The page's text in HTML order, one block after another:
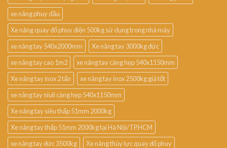
xe nâng phuy dầu
Xe nâng quay đổ phuy điện 500kg sử dụng trong nhà máy
xe nâng tay 540x2000mm
Xe nâng tay 3000kg đức
xe nâng tay cao 1m2
xe nâng tay càng hẹp 540x1150mm
Xe nâng tay inox 2 tấn
xe nâng tay inox 2500kg giá tốt
xe nâng tay niuli càng hẹp 540x1150mm
Xe nâng tay siêu thấp 51mm 2000kg
Xe nâng tay thấp 51mm 2000kg tại Hà Nội/TP.HCM
xe nâng tay đức 3500kg
Xe nâng thủy lực quay đổ phuy